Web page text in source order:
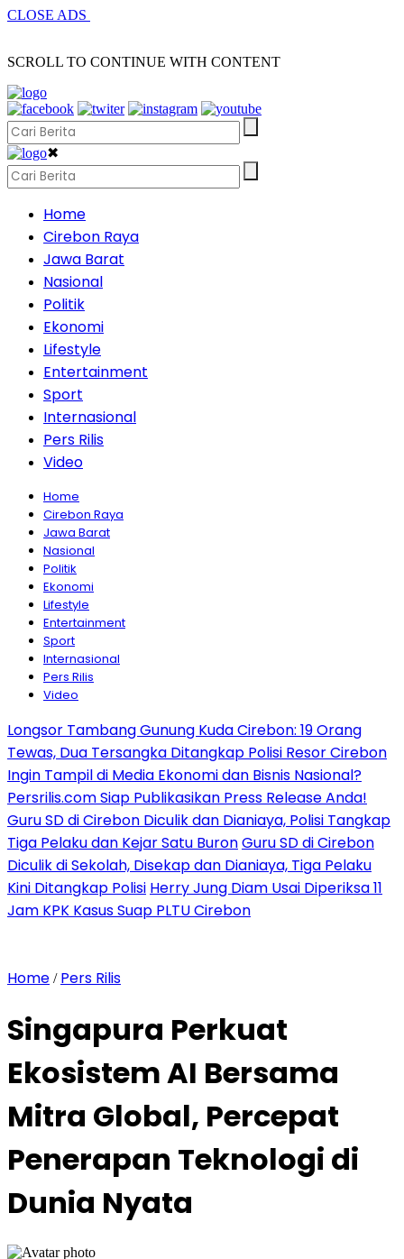
CLOSE ADS
SCROLL TO CONTINUE WITH CONTENT
✖
Home
Cirebon Raya
Jawa Barat
Nasional
Politik
Ekonomi
Lifestyle
Entertainment
Sport
Internasional
Pers Rilis
Video
Home
Cirebon Raya
Jawa Barat
Nasional
Politik
Ekonomi
Lifestyle
Entertainment
Sport
Internasional
Pers Rilis
Video
Longsor Tambang Gunung Kuda Cirebon: 19 Orang
Tewas, Dua Tersangka Ditangkap Polisi Resor Cirebon
Ingin Tampil di Media Ekonomi dan Bisnis Nasional?
Persrilis.com Siap Publikasikan Press Release Anda!
Guru SD di Cirebon Diculik dan Dianiaya, Polisi Tangkap
Tiga Pelaku dan Kejar Satu BuronGuru SD di Cirebon
Diculik di Sekolah, Disekap dan Dianiaya, Tiga Pelaku
Kini Ditangkap Polisi Herry Jung Diam Usai Diperiksa 11
Jam KPK Kasus Suap PLTU Cirebon
Home / Pers Rilis
Singapura Perkuat
Ekosistem AI Bersama
Mitra Global, Percepat
Penerapan Teknologi di
Dunia Nyata